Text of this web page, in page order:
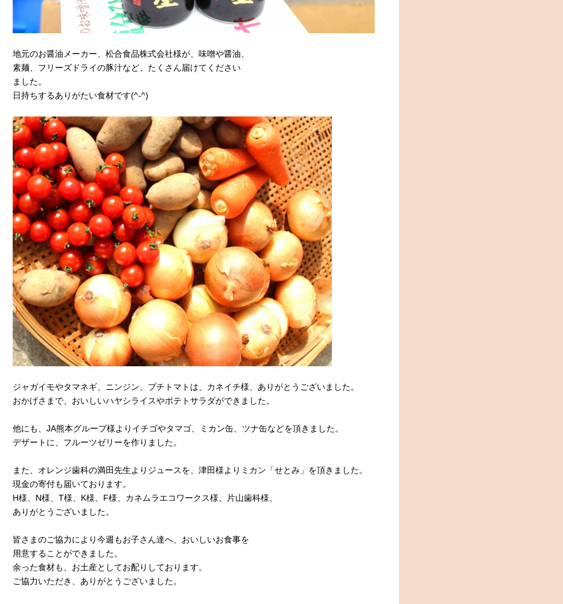
地元のお醤油メーカー、松合食品株式会社様が、味噌や醤油、
素麺、フリーズドライの豚汁など、たくさん届けてください
ました。
日持ちするありがたい食材です(^-^)
ジャガイモやタマネギ、ニンジン、プチトマトは、カネイチ様、ありがとうございました。
おかげさまで、おいしいハヤシライスやポテトサラダができました。
他にも、JA熊本グループ様よりイチゴやタマゴ、ミカン缶、ツナ缶などを頂きました。
デザートに、フルーツゼリーを作りました。
また、オレンジ歯科の満田先生よりジュースを、津田様よりミカン「せとみ」を頂きました。
現金の寄付も届いております。
H様、N様、T様、K様、F様、カネムラエコワークス様、片山歯科様、
ありがとうございました。
皆さまのご協力により今週もお子さん達へ、おいしいお食事を
用意することができました。
余った食材も、お土産としてお配りしております。
ご協力いただき、ありがとうございました。